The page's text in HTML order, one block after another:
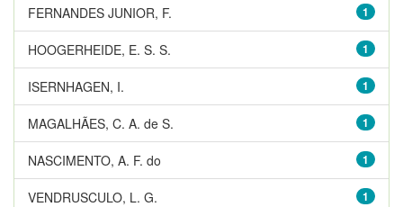
1
FERNANDES JUNIOR, F.
1
HOOGERHEIDE, E. S. S.
1
ISERNHAGEN, I.
1
MAGALHÃES, C. A. de S.
1
NASCIMENTO, A. F. do
1
VENDRUSCULO, L. G.